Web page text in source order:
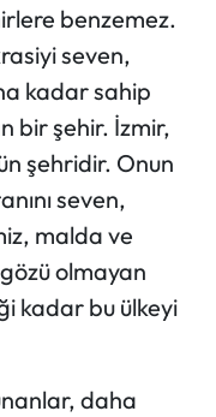
benzemez.
seven,
kadar sahip
bir şehir. İzmir,
şehridir. Onun
seven,
malda ve
olmayan
kadar bu ülkeyi
daha